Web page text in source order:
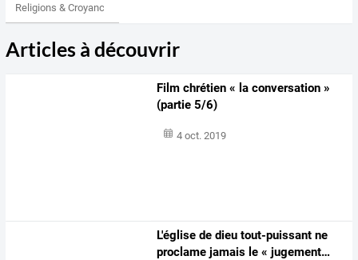
Religions & Croyances
Articles à découvrir
Film chrétien « la conversation »
(partie 5/6)
4 oct. 2019
L'église de dieu tout-puissant ne
proclame jamais le « jugement…